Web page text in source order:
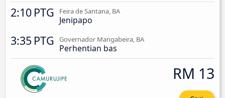
2:10 PTG Feira de Santana, BA
Jenipapo
3:35 PTG Governador Mangabeira, BA
Perhentian bas
RM 13